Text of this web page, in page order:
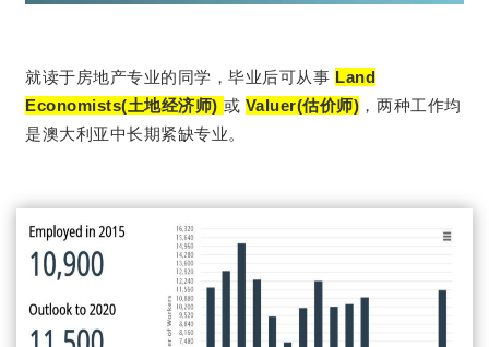
就读于房地产专业的同学，毕业后可从事 Land
Economists(土地经济师) 或 Valuer(估价师) ，两种工作均
是澳大利亚中长期紧缺专业。